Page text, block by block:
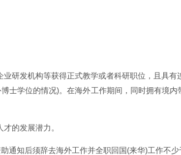
研发机构等获得正式教学或者科研职位，且具
士学位的情况)。在海外工作期间，同时拥有境
的发展潜力。
通知后须辞去海外工作并全职回国(来华)工作不少